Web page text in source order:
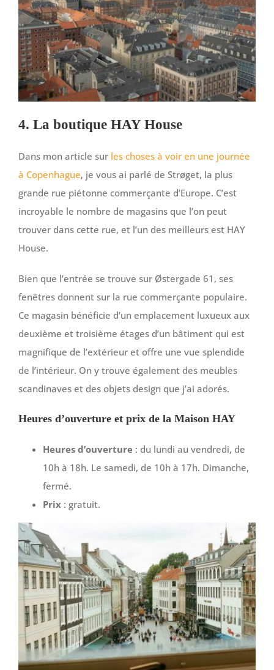
4. La boutique HAY House
Dans mon article sur les choses à voir en une journée
à Copenhague, je vous ai parlé de Strøget, la plus
grande rue piétonne commerçante d’Europe. C’est
incroyable le nombre de magasins que l’on peut
trouver dans cette rue, et l’un des meilleurs est HAY
House.
Bien que l’entrée se trouve sur Østergade 61, ses
fenêtres donnent sur la rue commerçante populaire.
Ce magasin bénéficie d’un emplacement luxueux aux
deuxième et troisième étages d’un bâtiment qui est
magnifique de l’extérieur et offre une vue splendide
de l’intérieur. On y trouve également des meubles
scandinaves et des objets design que j’ai adorés.
Heures d’ouverture et prix de la Maison HAY
Heures d’ouverture: du lundi au vendredi, de
10h à 18h. Le samedi, de 10h à 17h. Dimanche,
fermé.
Prix: gratuit.